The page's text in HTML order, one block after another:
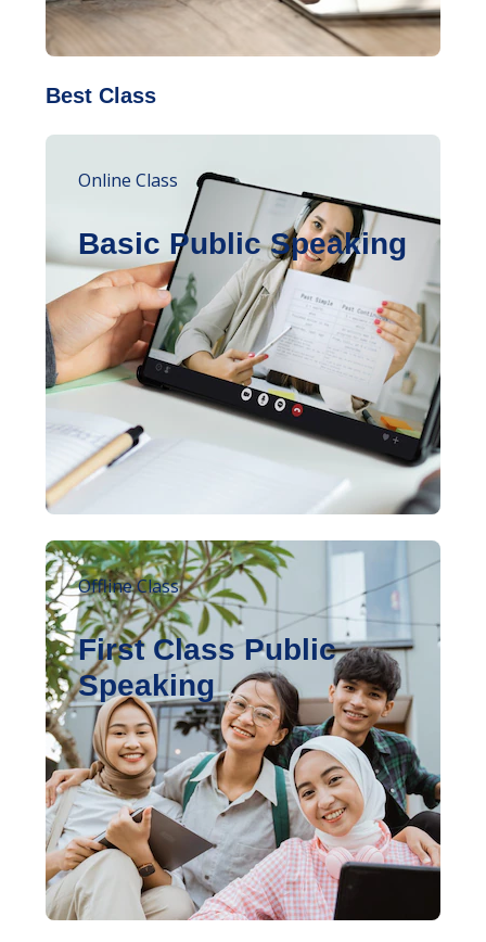
Best Class
Online Class
Basic Public Speaking
Offline Class
First Class Public
Speaking